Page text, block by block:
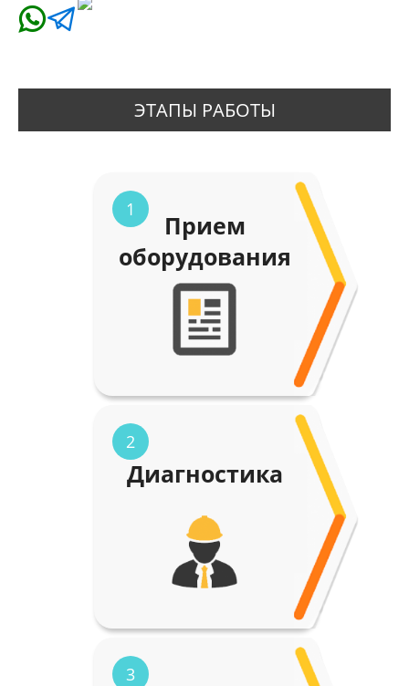
ЭТАПЫ РАБОТЫ
1
Прием
оборудования
2
Диагностика
3